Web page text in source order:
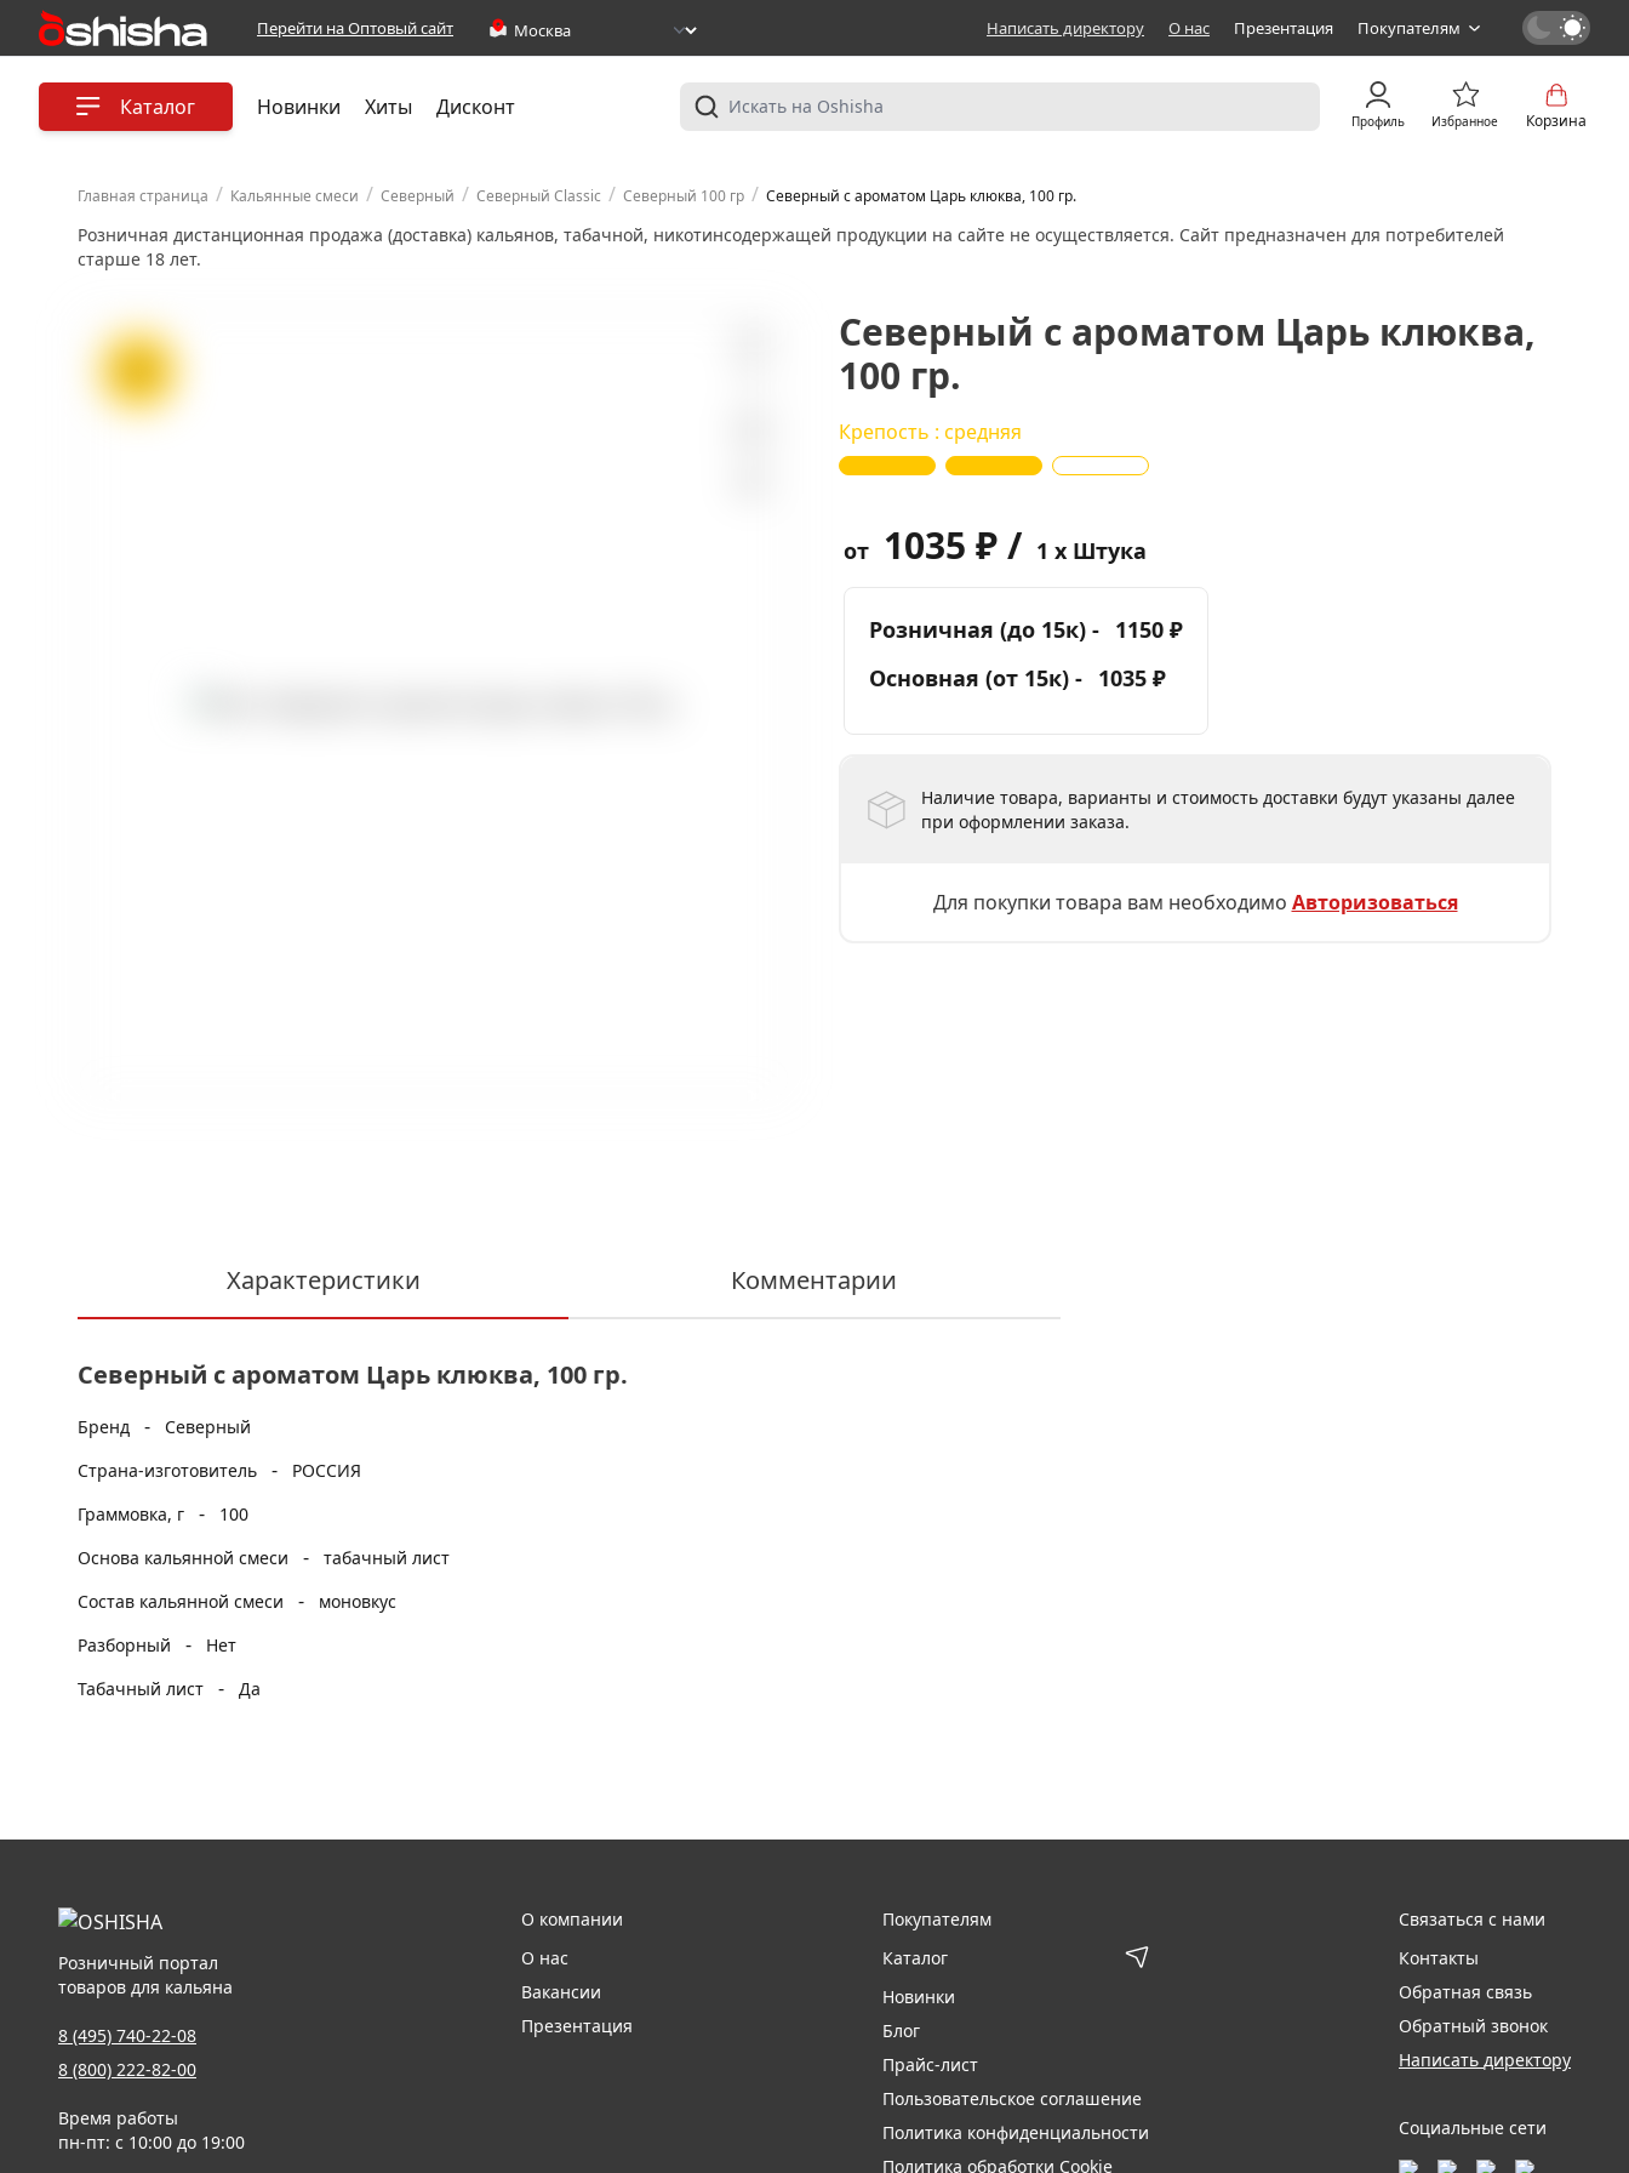
Перейти на Оптовый сайт Написать директору О нас Презентация Покупателям
Каталог Новинки Хиты Дисконт
Профиль Избранное Корзина
Главная страница / Кальянные смеси / Северный / Северный Classic / Северный 100 гр / Северный с ароматом Царь клюква, 100 гр.
Розничная дистанционная продажа (доставка) кальянов, табачной, никотинсодержащей продукции на сайте не осуществляется. Сайт предназначен для потребителей
старше 18 лет.
Северный с ароматом Царь клюква,
100 гр.
Крепость : средняя
от 1035 ₽ / 1 x Штука
Розничная (до 15к) - 1150 ₽
Основная (от 15к) - 1035 ₽
Наличие товара, варианты и стоимость доставки будут указаны далее
при оформлении заказа.
Для покупки товара вам необходимо Авторизоваться
Характеристики Комментарии
Северный с ароматом Царь клюква, 100 гр.
Бренд -
Северный
Страна-изготовитель
-
РОССИЯ
Граммовка, г
-
100
Основа кальянной смеси
- табачный лист
Состав кальянной смеси
-
моновкус
Разборный
-
Нет
Табачный лист
- Да
Розничный портал
товаров для кальяна
8 (495) 740-22-08
8 (800) 222-82-00
Время работы
пн-пт: с 10:00 до 19:00
О компании
О нас
Вакансии
Презентация
Покупателям
Каталог
Новинки
Блог
Прайс-лист
Пользовательское соглашение
Политика конфиденциальности
Политика обработки Cookie
Связаться с нами
Контакты
Обратная связь
Обратный звонок
Написать директору
Социальные сети